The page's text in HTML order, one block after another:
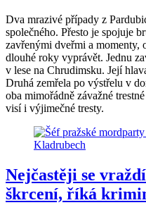
Dva mrazivé případy z
společného. Přesto je spojuje
zavřenými dveřmi a momenty,
dlouhé roky vyprávět. Jednu
v lese na Chrudimsku. Její
Druhá zemřela po výstřelu v
oba mimořádně závažné
visí i výjimečné tresty.
Nejčastěji se
škrcení, říká